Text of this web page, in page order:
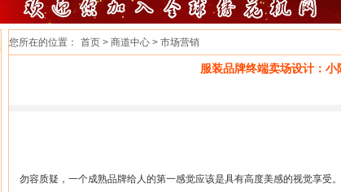
您所在的位置： 首页 > 商道中心 > 市场营销
服装品牌终端卖场设计：小
勿容质疑，一个成熟品牌给人的第一感觉应该是具有高度美感的视觉享受